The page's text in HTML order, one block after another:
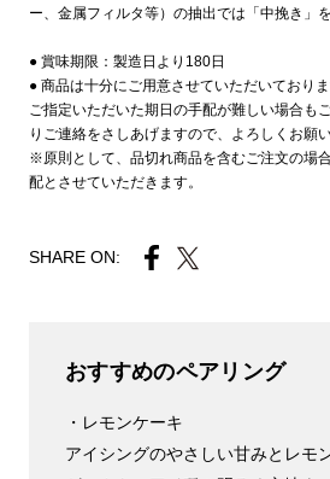
ー、金属フィルタ等）の抽出では「中挽き」
● 賞味期限：製造日より180日
● 商品は十分にご用意させていただいており
ご指定いただいた期日の手配が難しい場合も
りご連絡をさしあげますので、よろしくお願
※原則として、品切れ商品を含むご注文の場
配とさせていただきます。
SHARE ON:
おすすめのペアリング
・レモンケーキ
アイシングのやさしい甘みとレモ